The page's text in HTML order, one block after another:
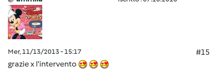
Mer, 11/13/2013 - 15:17
#15
grazie x l'intervento